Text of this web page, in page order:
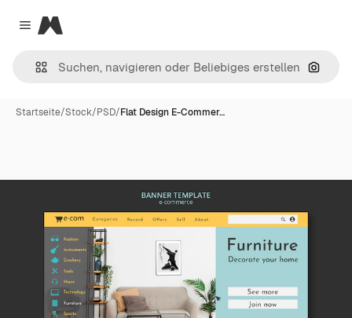
Close menu
Magnific
Nach
Startseite/Stock/PSD/Flat Design E-Commer…